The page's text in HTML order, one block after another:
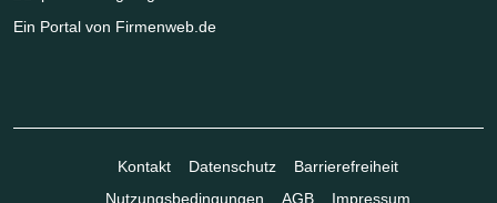
Ein Portal von Firmenweb.de
Kontakt Datenschutz
Barrierefreiheit
Nutzungsbedingungen
AGB Impressum